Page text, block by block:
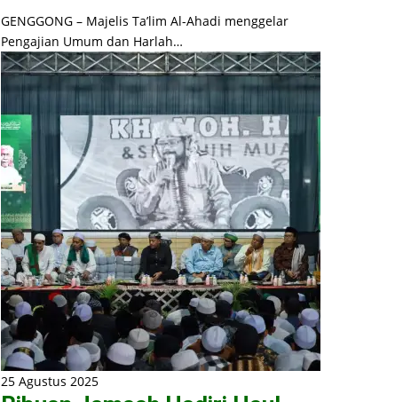
GENGGONG – Majelis Ta’lim Al-Ahadi menggelar
Pengajian Umum dan Harlah…
25 Agustus 2025